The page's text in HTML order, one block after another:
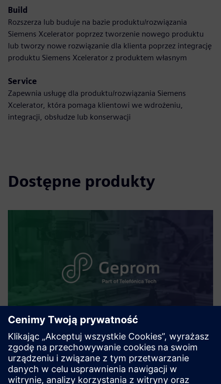
Build
Rozszerza lub buduje na bazie produktu/rozwiązania
Siemens Xcelerator poprzez tworzenie nowego produktu
lub tworzy nowe rozwiązanie dla klienta poprzez integrację
produktu Siemens Xcelerator z produktem własnym
Service
Zapewnia usługę dla produktu/rozwiązania Siemens
Xcelerator, która pomaga klientowi we wdrożeniu,
integracji, obsłudze lub konserwacji
Dostępne produkty
Smart Production Planning and
Execution
Real-time production control, advanced planning, and